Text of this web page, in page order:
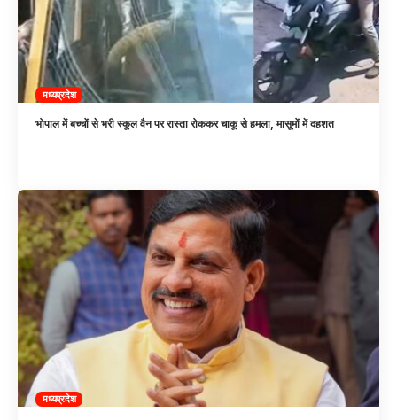
मध्यप्रदेश
भोपाल में बच्चों से भरी स्कूल वैन पर रास्ता रोककर चाकू से हमला, मासूमों में दहशत
मध्यप्रदेश